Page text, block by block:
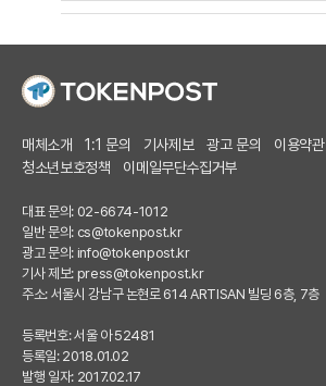
매체소개 1:1 문의 기사제보 광고 문의 이용약관
청소년보호정책
이메일무단수집거부
대표 문의: 02-6674-1012
일반 문의: cs@tokenpost.kr
광고 문의: info@tokenpost.kr
기사 제보: press@tokenpost.kr
주소: 서울시 강남구 논현로 614 ARTISAN 빌딩 6층, 7층
등록번호: 서울 아 52481
등록일: 2018.01.02
발행 일자: 2017.02.17